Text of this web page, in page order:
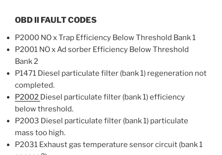
OBD II FAULT CODES
P2000 NO x Trap Efficiency Below Threshold Bank 1
P2001 NO x Ad sorber Efficiency Below Threshold
Bank 2
P1471 Diesel particulate filter (bank 1) regeneration not
completed.
P2002 Diesel particulate filter (bank 1) efficiency
below threshold.
P2003 Diesel particulate filter (bank 1) particulate
mass too high.
P2031 Exhaust gas temperature sensor circuit (bank 1